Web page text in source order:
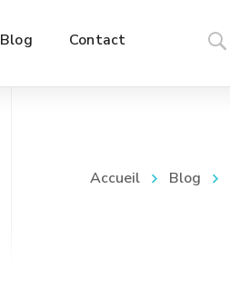
Blog Contact
Accueil Blog